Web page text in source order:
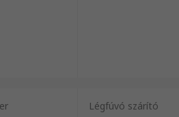
Légfúvó szárító